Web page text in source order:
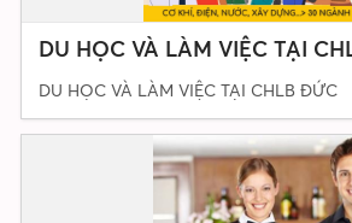
DU HỌC VÀ LÀM VIỆC TẠI
DU HỌC VÀ LÀM VIỆC TẠI CHLB ĐỨC